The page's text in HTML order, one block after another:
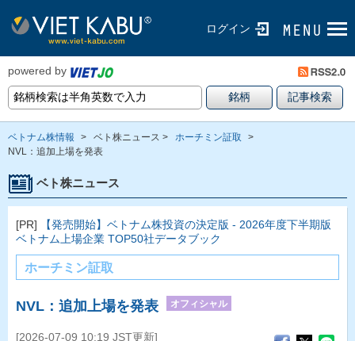
ログイン
powered by
ベトナム株情報 > ベト株ニュース > ホーチミン証取
>
NVL：追加上場を発表
ベト株ニュース
[PR]
【発売開始】ベトナム株投資の決定版 - 2026年度下半期版
ベトナム上場企業 TOP50社データブック
ホーチミン証取
NVL：追加上場を発表 オフィシャル
[2026-07-09 10:19 JST更新]